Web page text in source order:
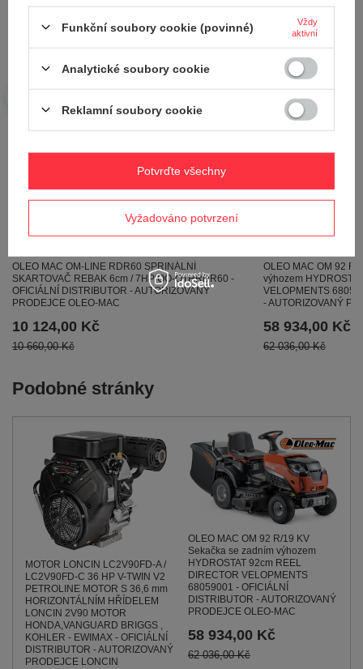
Položte svůj dotaz a my vám ihned odpovíme,
nejzajímavější dotazy a odpovědi budou
zveřejněny pro ostatní..
Položit otázku
Viz také
OLEO MAC OM-LINE RDR60 SPRINÁLNÍ
SKARTOVAČ REBAK 6cm / 7HP OO-OTHRDR60 -
OFICIÁLNÍ DISTRIBUTOR - AUTORIZOVANÝ
PRODEJCE OLEO-MAC
10 124,00 Kč
10 660,00 Kč
OLEO MAC OM 92
výhozem
VELOPMENTS
- AUTORIZOVANÝ
58 934,00 Kč
62 036,00 Kč
Podobné stránky
MOTOR LONCIN LC2V90FD-A /
LC2V90FD-C 36 HP V-TWIN V2
PETROLINE MOTOR S 36,6 mm
HORIZONTÁLNÍM HŘÍDELEM
LONCIN 2V90 MOTOR
HONDA,VANGUARD BRIGGS ,
KOHLER - EWIMAX - OFICIÁLNÍ
DISTRIBUTOR - AUTORIZOVANÝ
PRODEJCE LONCIN
OLEO MAC OM 92 R/19 KV
Sekačka se zadním výhozem
HYDROSTAT 92cm REEL
DIRECTOR VELOPMENTS
68059001 - OFICIÁLNÍ
DISTRIBUTOR - AUTORIZOVANÝ
PRODEJCE OLEO-MAC
58 934,00 Kč
62 036,00 Kč
Funkční soubory cookie (povinné)
Vždy
aktivní
Analytické soubory cookie
Reklamní soubory cookie
Vyžadováno potvrzení
Potvrďte všechny